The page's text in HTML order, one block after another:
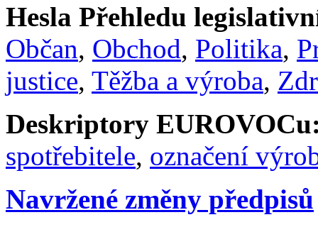
Hesla Přehledu
Občan, Obchod, Politika,
justice, Těžba a výroba,
Deskriptory
spotřebitele, označení
Navržené změny předpisů